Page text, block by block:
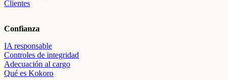
Clientes
Confianza
IA responsable
Controles de integridad
Adecuación al cargo
Qué es Kokoro